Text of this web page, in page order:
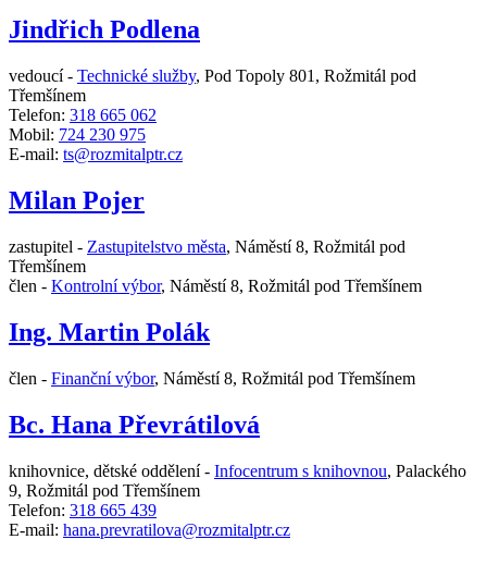
Jindřich Podlena
vedoucí - Technické služby, Pod Topoly 801, Rožmitál pod
Třemšínem
Telefon: 318 665 062
Mobil: 724 230 975
E-mail: ts@rozmitalptr.cz
Milan Pojer
zastupitel - Zastupitelstvo města, Náměstí 8, Rožmitál pod
Třemšínem
člen - Kontrolní výbor, Náměstí 8, Rožmitál pod Třemšínem
Ing. Martin Polák
člen - Finanční výbor, Náměstí 8, Rožmitál pod Třemšínem
Bc. Hana Převrátilová
knihovnice, dětské oddělení - Infocentrum s knihovnou, Palackého
9, Rožmitál pod Třemšínem
Telefon: 318 665 439
E-mail: hana.prevratilova@rozmitalptr.cz